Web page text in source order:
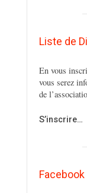
Liste de
En vous
vous serez
de
S’inscrire…
Facebook